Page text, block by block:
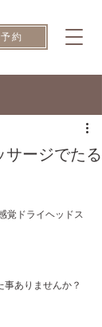
約
サージでたる
覚ドライヘッドス
事ありませんか？